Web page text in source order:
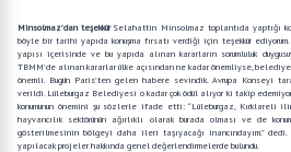
Minsolmaz’dan teşekkürSelahattin Minsolmaz toplantıda yaptığı
böyle bir tarihi yapıda konuşma fırsatı verdiği için teşekkür
yapısı içerisinde ve bu yapıda alınan kararların sorumluluk
TBMM’de alınan kararlar ülke açısından ne kadar önemliyse,
önemli. Bugün Paris’ten gelen habere sevindik. Avrupa Konseyi
verildi. Lüleburgaz Belediyesi o kadar çok ödül alıyor ki takip
konumunun önemini şu sözlerle ifade etti: “Lüleburgaz, Kırklareli
hayvancılık sektörünün ağırlıklı olarak burada olması ve de
gösterilmesinin bölgeyi daha ileri taşıyacağı inancındayım.” dedi.
yapılacak projeler hakkında genel değerlendirmelerde bulundu.